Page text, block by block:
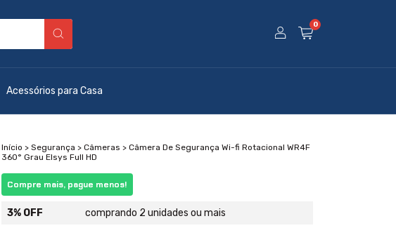
0
Acessórios para Casa
Início > Segurança > Câmeras > Câmera De Segurança Wi-fi Rotacional WR4F
360° Grau Elsys Full HD
Compre mais, pague menos!
3% OFF
comprando 2 unidades ou mais